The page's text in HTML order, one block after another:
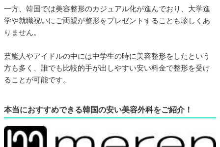
一方、韓国では美容整形のカジュアル化が進んでおり、大学進
学や就職祝いにご両親が整形をプレゼントすることも珍しくあ
りません。
芸能人やアイドルの中には中学生の時に美容整形をしたという
方も多く、誰でも比較的手が出しやすい安い料金で整形を受け
ることが可能です。
本当におすすめできる韓国の安い美容外科をご紹介！